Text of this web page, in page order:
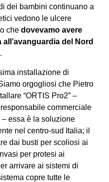
dei bambini continuano a
vedono le ulcere
chedovevamo avere
del Nord
installazione di
orgogliosi che Pietro
“ORTIS Pro2” –
commerciale
essa è la soluzione
nel centro-sud Italia; il
dai busti per scoliosi ai
per protesi ai
arrivare ai sistemi di
copre tutte le